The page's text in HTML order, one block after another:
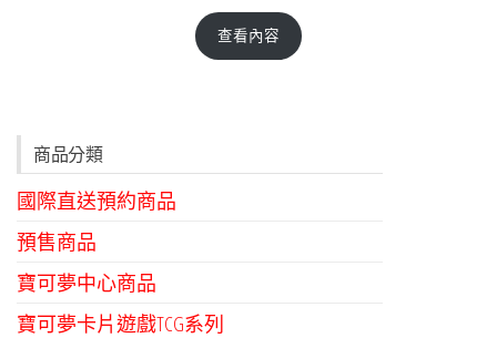
查看內容
商品分類
國際直送預約商品
預售商品
寶可夢中心商品
寶可夢卡片遊戲TCG系列